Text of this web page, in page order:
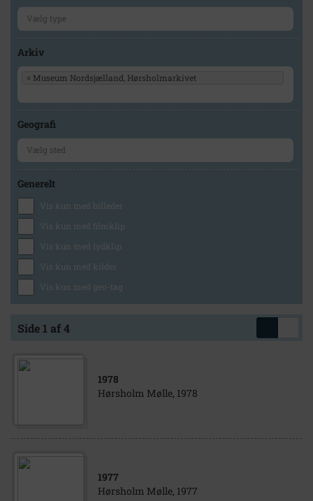
Arkiv
× Museum Nordsjælland, Hørsholmarkivet
Geografi
Generelt
Vis kun med billeder
Vis kun med filmklip
Vis kun med lydklip
Vis kun med kilder
Vis kun med geo-tag
Side 1 af 4
1978
Hørsholm Mølle, 1978
1977
Hørsholm Mølle, 1977